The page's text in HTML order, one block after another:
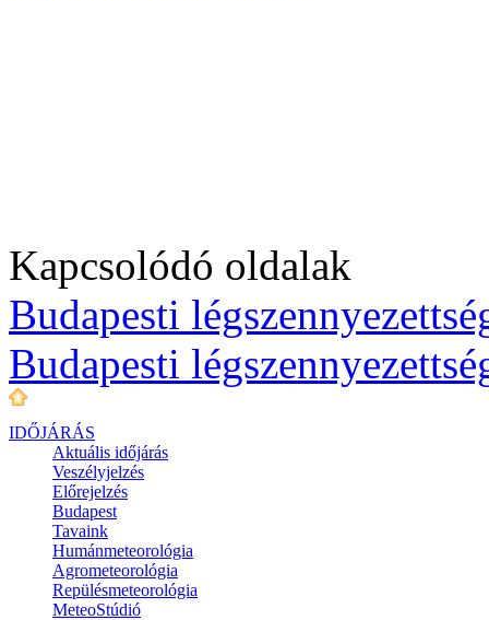
Kapcsolódó oldalak
Budapesti
Budapesti
IDŐJÁRÁS
Aktuális időjárás
Veszélyjelzés
Előrejelzés
Budapest
Tavaink
Humánmeteorológia
Agrometeorológia
Repülésmeteorológia
MeteoStúdió